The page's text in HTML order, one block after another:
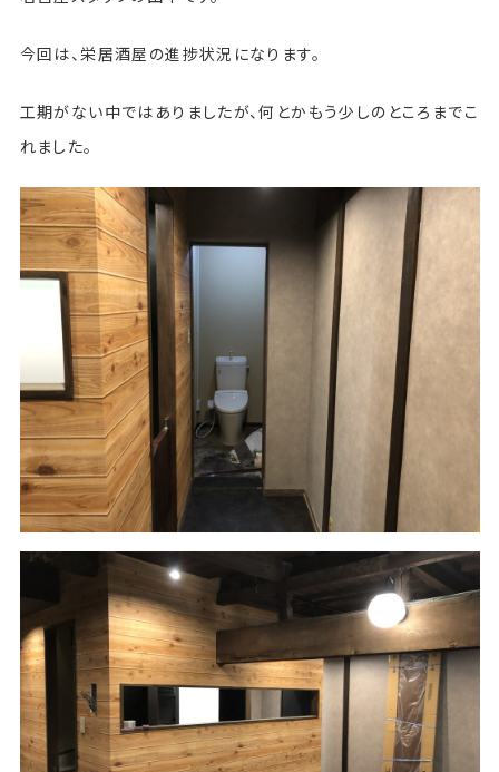
今回は、栄居酒屋の進捗状況になります。
工期がない中ではありましたが、何とかもう少しのところまでこ
れました。